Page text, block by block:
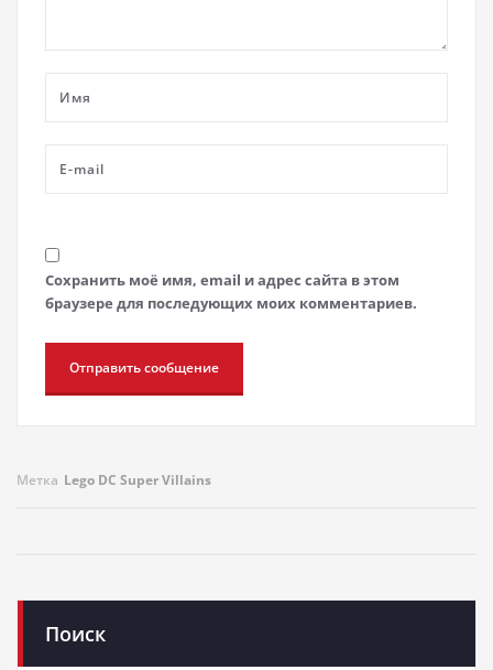
Сохранить моё имя, email и адрес сайта в этом
браузере для последующих моих комментариев.
Метка Lego DC Super Villains
Поиск